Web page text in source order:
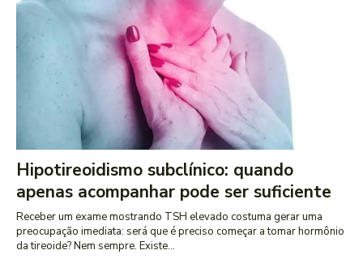
Hipotireoidismo subclínico: quando
apenas acompanhar pode ser suficiente
Receber um exame mostrando TSH elevado costuma gerar uma
preocupação imediata: será que é preciso começar a tomar hormônio
da tireoide? Nem sempre. Existe...